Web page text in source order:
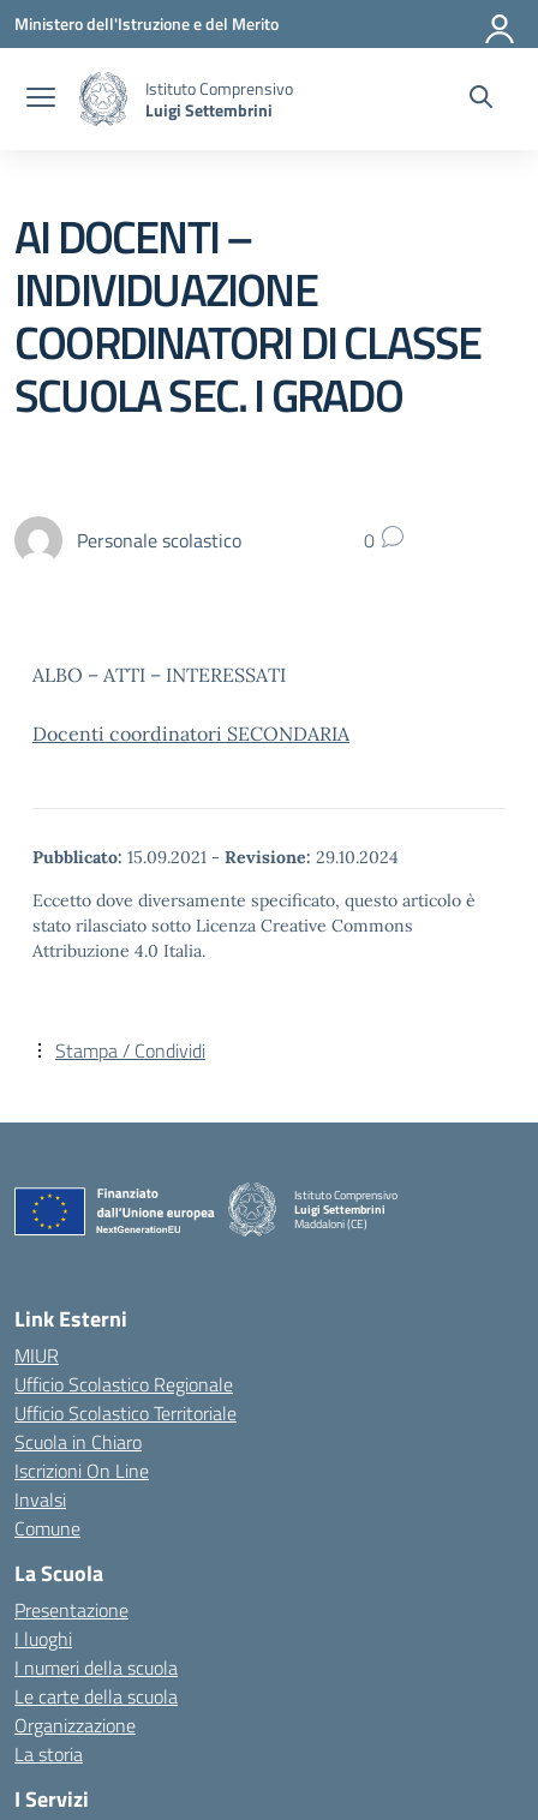
Vai ai contenuti
Vai al menu di navigazione
Vai al footer
Ministero dell'Istruzione e del Merito
Istituto Comprensivo
Luigi Settembrini
AI DOCENTI –
INDIVIDUAZIONE
COORDINATORI DI CLASSE
SCUOLA SEC. I GRADO
Personale scolastico 0
ALBO – ATTI – INTERESSATI
Docenti coordinatori SECONDARIA
Pubblicato: 15.09.2021 - Revisione: 29.10.2024
Eccetto dove diversamente specificato, questo articolo è
stato rilasciato sotto Licenza Creative Commons
Attribuzione 4.0 Italia.
Stampa / Condividi
Istituto Comprensivo
Luigi Settembrini
Maddaloni (CE)
Link Esterni
MIUR
Ufficio Scolastico Regionale
Ufficio Scolastico Territoriale
Scuola in Chiaro
Iscrizioni On Line
Invalsi
Comune
La Scuola
Presentazione
I luoghi
I numeri della scuola
Le carte della scuola
Organizzazione
La storia
I Servizi